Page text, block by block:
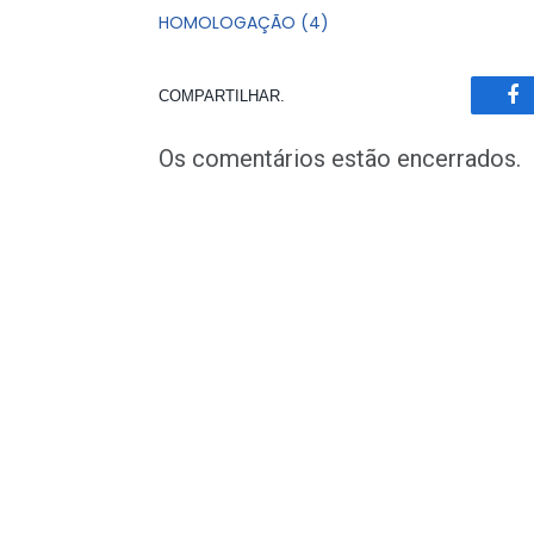
HOMOLOGAÇÃO (4)
COMPARTILHAR.
Os comentários estão encerrados.